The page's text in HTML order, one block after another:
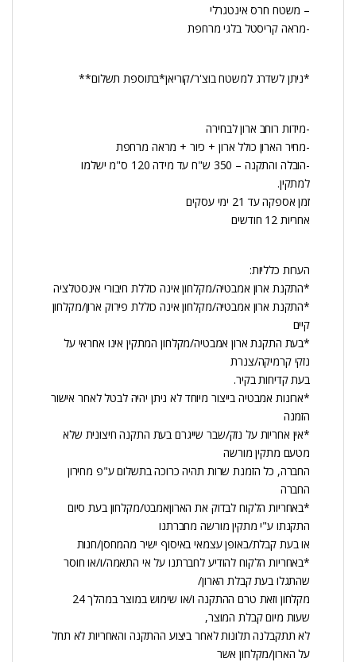
– משטח חרס אינטגרלי
-מראה קריסטל בלגי מרחפת
*ניתן לשדרג למשטח בוצ'ר/קוריאן*בתוספת תשלום**
-מידות רוחב ארון לבחירה
-מחיר הארון כולל ארון + כיור + מראה מרחפת
-הובלה והתקנה – 350 ש"ח עד מידה 120 ס"מ ישלמו
למתקין.
זמן אספקה עד 21 ימי עסקים
אחריות 12 חודשים
הערות כלליות:
*התקנת ארון אמבטיה/מקלחון אינה כוללת חיבורי אינסטלציה
*התקנת ארון אמבטיה/מקלחון אינה כוללת פירוק ארון/מקלחון
קיים
*בעת התקנת ארון אמבטיה/מקלחון המתקין אינו אחראי על
נזקי קרמיקה/צנרת
בעת קדיחות בקיר.
*ארונות אמבטיה בייצור מיוחד לא ניתן יהיה לבטל לאחר אישור
הזמנה
*אין אחריות על נזק/שבר שייגרם בעת התקנה חיצונית שלא
מטעם מתקין מורשה
החברה, כל הזמנת שרות תהיה כרוכה בתשלום ע"פ מחירון
החברה
*באחריות הלקוח לבדוק את הארוןאמבט/מקלחון בעת סיום
התקנתו ע"י מתקין מורשה מחברתנו
או בעת קבלת/באופן עצמאי באיסוף ישיר מהמחסן/חנות
*באחריות הלקוח להודיע לחברתנו על אי התאמה/ו/או חוסר
שהתגלו בעת קבלת הארון/
מקלחון וזאת טרם ההתקנה ו/או שימוש במוצר במהלך 24
שעות מיום קבלת המוצר,
לא תתקבלנה תלונות לאחר ביצוע ההתקנה והאחריות לא תחל
על הארון/מקלחון אשר